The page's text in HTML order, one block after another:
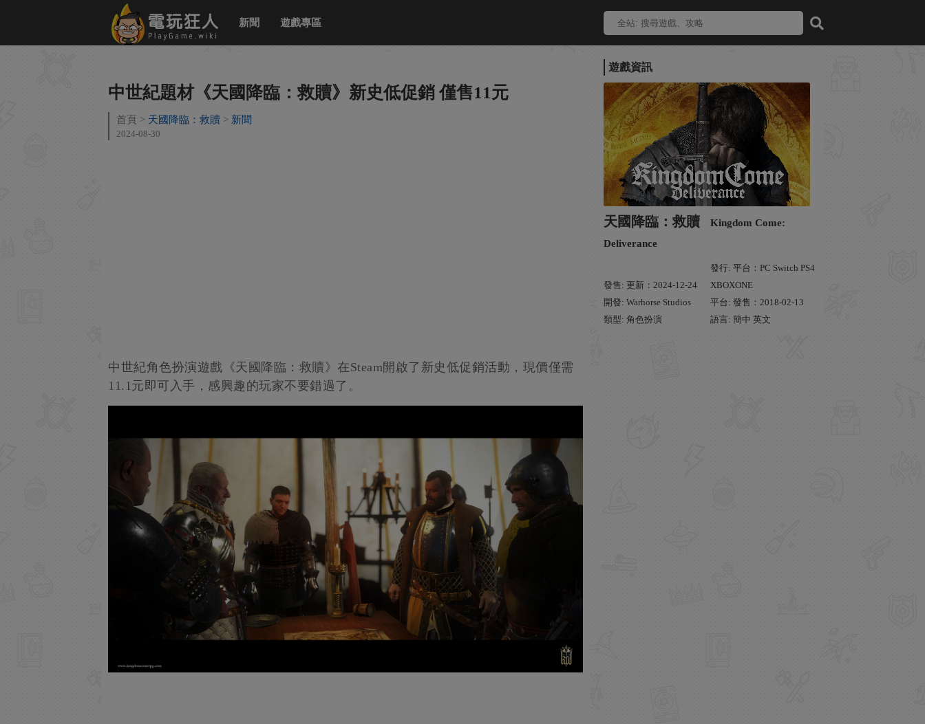
新聞 遊戲專區
遊戲資訊
天國降臨：救贖
Kingdom Come:
Deliverance
發售: 更新：2024-12-24
發行: 平台：PC Switch PS4
XBOXONE
開發: Warhorse Studios
平台: 發售：2018-02-13
類型: 角色扮演
語言: 簡中 英文
中世紀題材《天國降臨：救贖》新史低促銷 僅售11元
首頁 天國降臨：救贖 新聞
2024-08-30
中世紀角色扮演遊戲《天國降臨：救贖》在Steam開啟了新史低促銷活動，現價僅需
11.1元即可入手，感興趣的玩家不要錯過了。